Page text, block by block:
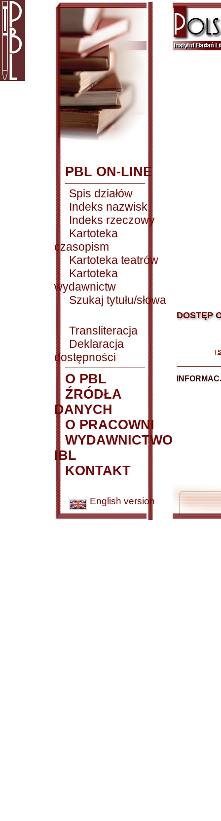
PBL ON-LINE
Spis działów
Indeks nazwisk
Indeks rzeczowy
Kartoteka
czasopism
Kartoteka teatrów
Kartoteka
wydawnictw
Szukaj tytułu/słowa
Transliteracja
Deklaracja
dostępności
O PBL
ŹRÓDŁA
DANYCH
O PRACOWNI
WYDAWNICTWO
IBL
KONTAKT
English version
DOSTĘP
|